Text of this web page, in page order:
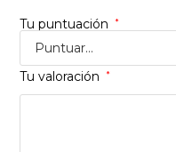
Tu puntuación *
Tu valoración *